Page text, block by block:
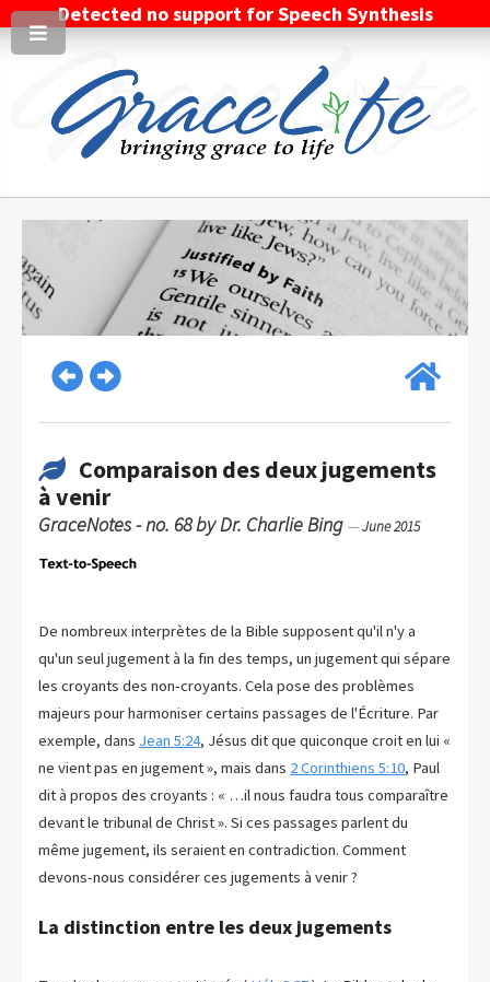
Detected no support for Speech Synthesis
Comparaison des deux jugements
à venir
GraceNotes - no. 68 by Dr. Charlie Bing —June 2015
De nombreux interprètes de la Bible supposent qu'il n'y a
qu'un seul jugement à la fin des temps, un jugement qui sépare
les croyants des non-croyants. Cela pose des problèmes
majeurs pour harmoniser certains passages de l'Écriture. Par
exemple, dans Jean 5:24, Jésus dit que quiconque croit en lui «
ne vient pas en jugement », mais dans 2 Corinthiens 5:10, Paul
dit à propos des croyants : « …il nous faudra tous comparaître
devant le tribunal de Christ ». Si ces passages parlent du
même jugement, ils seraient en contradiction. Comment
devons-nous considérer ces jugements à venir ?
La distinction entre les deux jugements